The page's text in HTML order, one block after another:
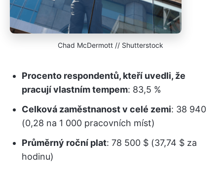
Chad McDermott // Shutterstock
Procento respondentů, kteří uvedli, že
pracují vlastním tempem: 83,5 %
Celková zaměstnanost v celé zemi: 38 940
(0,28 na 1 000 pracovních míst)
Průměrný roční plat: 78 500 $ (37,74 $ za
hodinu)